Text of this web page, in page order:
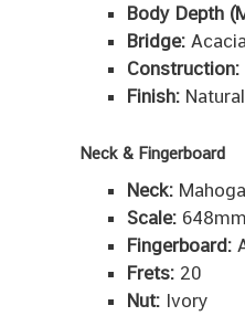
Body Depth
Bridge:
Construction:
Finish:
Neck & Fingerboard
Neck:
Scale:648mm
Fingerboard:
Frets:20
Nut:Ivory